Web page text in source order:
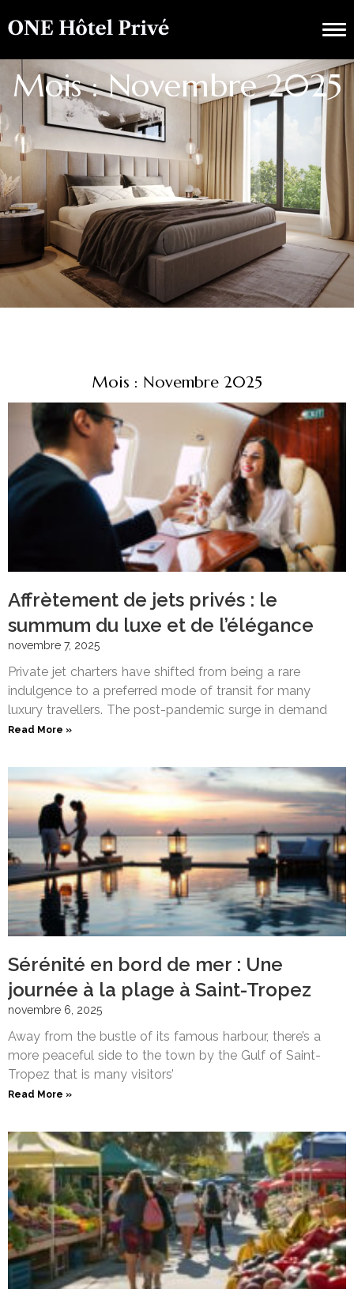
Mois : Novembre 2025
Mois : Novembre 2025
Affrètement de jets privés : le
summum du luxe et de l’élégance
novembre 7, 2025
Private jet charters have shifted from being a rare
indulgence to a preferred mode of transit for many
luxury travellers. The post-pandemic surge in demand
Read More »
Sérénité en bord de mer : Une
journée à la plage à Saint-Tropez
novembre 6, 2025
Away from the bustle of its famous harbour, there’s a
more peaceful side to the town by the Gulf of Saint-
Tropez that is many visitors’
Read More »